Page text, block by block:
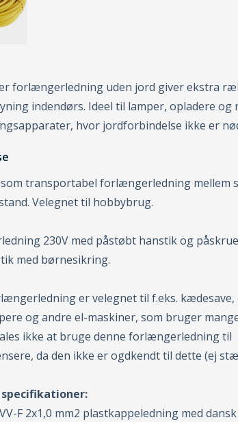
forlængerledning uden jord giver ekstra
indendørs. Ideel til lamper, opladere og
hvor jordforbindelse ikke er
som transportabel forlængerledning mellem
Velegnet til hobbybrug.
230V med påstøbt hanstik og
med børnesikring.
er velegnet til f.eks. kædesave,
og andre el-maskiner, som bruger
ikke at bruge denne forlængerledning til
da den ikke er ogdkendt til dette (ej
F 2x1,0 mm2 plastkappeledning med